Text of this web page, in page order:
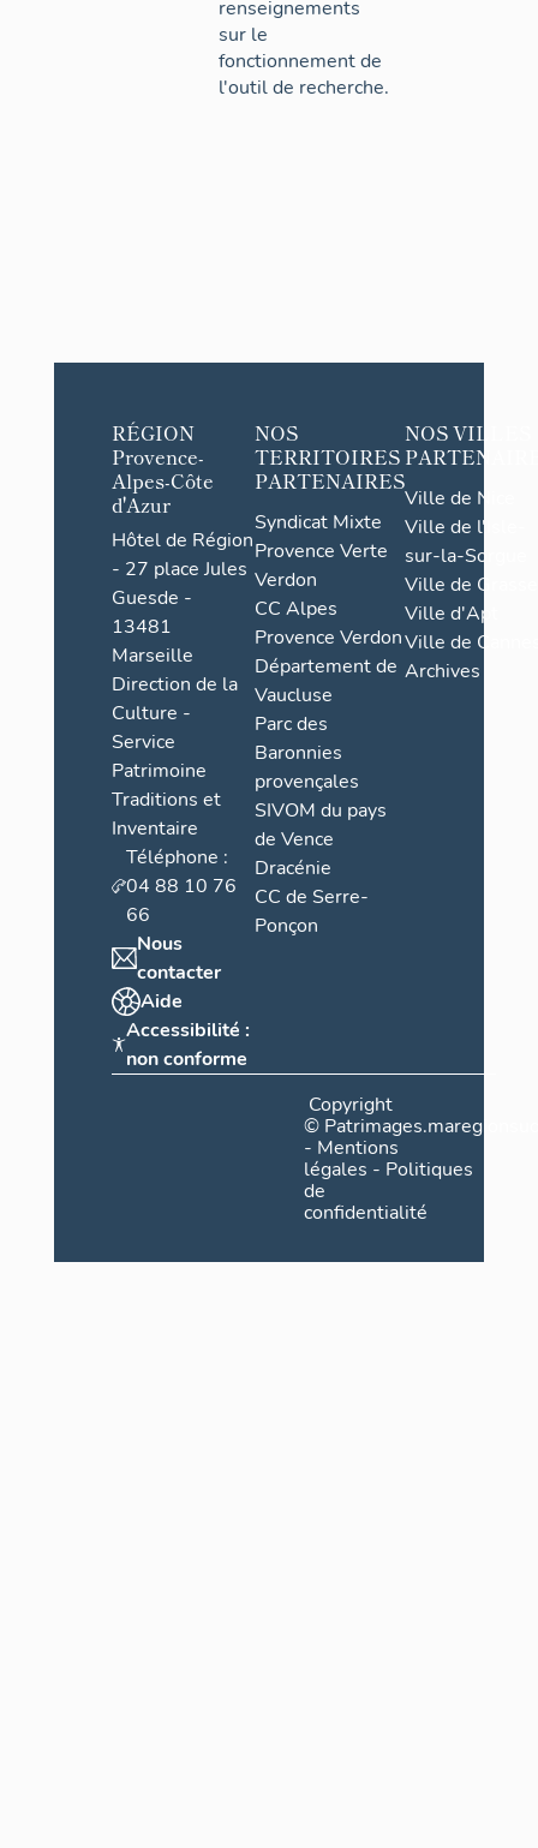
renseignements
sur le
fonctionnement de
l'outil de recherche.
RÉGION
Provence-
Alpes-Côte
d'Azur
Hôtel de Région
- 27 place Jules
Guesde -
13481
Marseille
Direction de la
Culture -
Service
Patrimoine
Traditions et
Inventaire
Téléphone :
04 88 10 76
66
Nous
contacter
Aide
Accessibilité :
non conforme
NOS
TERRITOIRES
PARTENAIRES
Syndicat Mixte
Provence Verte
Verdon
CC Alpes
Provence Verdon
Département de
Vaucluse
Parc des
Baronnies
provençales
SIVOM du pays
de Vence
Dracénie
CC de Serre-
Ponçon
NOS VILLES
Ville de Nice
Ville de l'Isle-
sur-la-Sorgue
Ville de Grasse
Ville d'Apt
Ville de
Archives
Copyright
©
- Mentions
légales - Politiques
de
confidentialité